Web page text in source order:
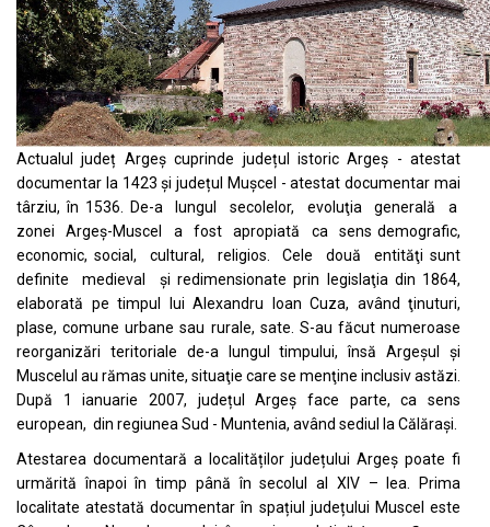
Actualul județ Argeș cuprinde județul istoric Argeș - atestat
documentar la 1423 și județul Mușcel - atestat documentar mai
târziu, în 1536. De-a lungul secolelor, evoluţia generală a
zonei Argeş-Muscel a fost apropiată ca sens demografic,
economic, social, cultural, religios. Cele două entităţi sunt
definite medieval şi redimensionate prin legislaţia din 1864,
elaborată pe timpul lui Alexandru Ioan Cuza, având ţinuturi,
plase, comune urbane sau rurale, sate. S-au făcut numeroase
reorganizări teritoriale de-a lungul timpului, însă Argeşul şi
Muscelul au rămas unite, situaţie care se menţine inclusiv astăzi.
După 1 ianuarie 2007, județul Argeș face parte, ca sens
european, din regiunea Sud - Muntenia, având sediul la Călăraşi.
Atestarea documentară a localităților județului Argeș poate fi
urmărită înapoi în timp până în secolul al XIV – lea. Prima
localitate atestată documentar în spațiul județului Muscel este